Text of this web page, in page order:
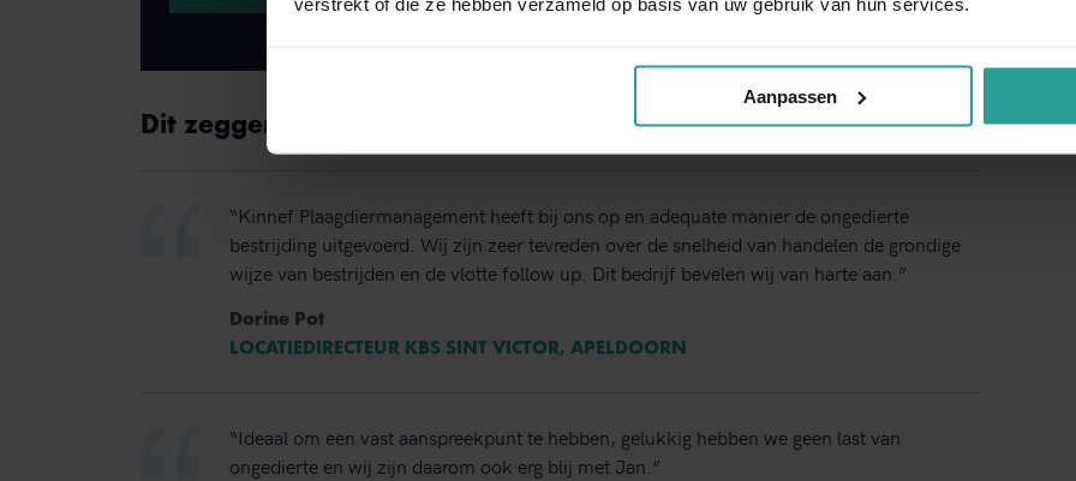
verstrekt of die ze hebben verzameld op basis van uw gebruik van hun services.
Aanpassen
Dit zeggen opdrachtgevers over Kinnef
“Kinnef Plaagdiermanagement heeft bij ons op en adequate manier de ongedierte
bestrijding uitgevoerd. Wij zijn zeer tevreden over de snelheid van handelen de grondige
wijze van bestrijden en de vlotte follow up. Dit bedrijf bevelen wij van harte aan.”
Dorine Pot
LOCATIEDIRECTEUR KBS SINT VICTOR, APELDOORN
“Ideaal om een vast aanspreekpunt te hebben, gelukkig hebben we geen last van
ongedierte en wij zijn daarom ook erg blij met Jan.”